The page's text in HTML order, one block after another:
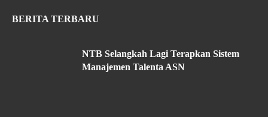
BERITA TERBARU
NTB Selangkah Lagi Terapkan Sistem
Manajemen Talenta ASN